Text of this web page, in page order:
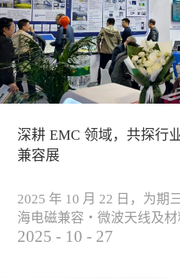
深耕 EMC 领域，共探行
兼容展
2025 年 10 月 22 日，为期
海电磁兼容・微波天线及
满落下帷幕。作为电磁兼
2025 - 10 - 27